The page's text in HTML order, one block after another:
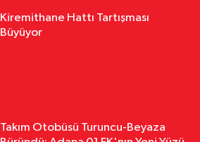
Kiremithane Hattı Tartışması
Büyüyor
Takım Otobüsü Turuncu-Beyaza